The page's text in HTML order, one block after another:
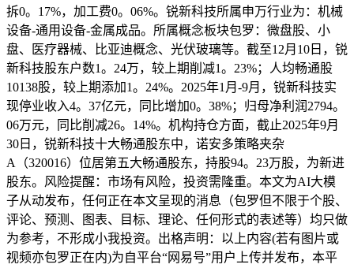
拆0。17%，加工费0。06%。锐新科技所属申万行业为：机械
设备-通用设备-金属成品。所属概念板块包罗：微盘股、小
盘、医疗器械、比亚迪概念、光伏玻璃等。截至12月10日，锐
新科技股东户数1。24万，较上期削减1。23%；人均畅通股
10138股，较上期添加1。24%。2025年1月-9月，锐新科技实
现停业收入4。37亿元，同比增加0。38%；归母净利润2794。
06万元，同比削减26。14%。机构持仓方面，截止2025年9月
30日，锐新科技十大畅通股东中，诺安多策略夹杂
A（320016）位居第五大畅通股东，持股94。23万股，为新进
股东。风险提醒：市场有风险，投资需隆重。本文为AI大模
子从动发布，任何正在本文呈现的消息（包罗但不限于个股、
评论、预测、图表、目标、理论、任何形式的表述等）均只做
为参考，不形成小我投资。出格声明：以上内容(若有图片或
视频亦包罗正在内)为自平台“网易号”用户上传并发布，本平